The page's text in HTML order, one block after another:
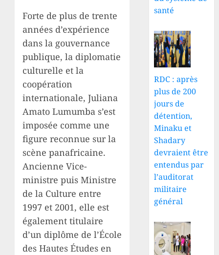
Forte de plus de trente
années d’expérience
dans la gouvernance
publique, la diplomatie
culturelle et la
coopération
internationale, Juliana
Amato Lumumba s’est
imposée comme une
figure reconnue sur la
scène panafricaine.
Ancienne Vice-
ministre puis Ministre
de la Culture entre
1997 et 2001, elle est
également titulaire
d’un diplôme de l’École
des Hautes Études en
santé
RDC : après
plus de 200
jours de
détention,
Minaku et
Shadary
devraient être
entendus par
l’auditorat
militaire
général